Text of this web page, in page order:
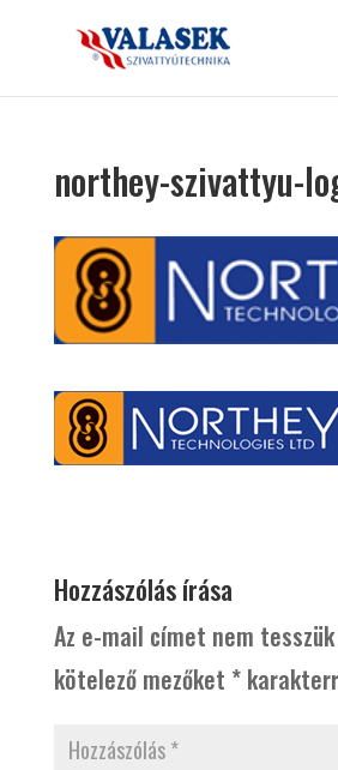
northey-szivattyu-
Hozzászólás írása
Az e-mail címet nem tesszük
kötelező mezőket *